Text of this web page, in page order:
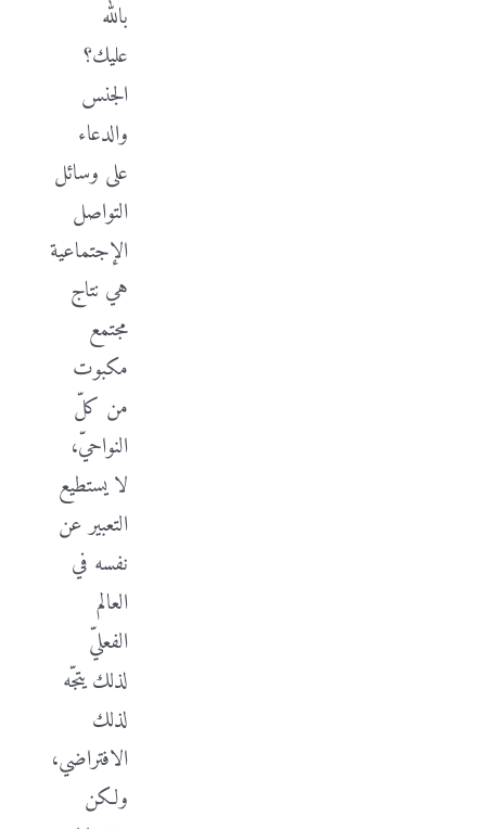
بالله
عليك؟
الجنس
والدعاء
على وسائل
التواصل
الإجتماعية
هي نتاج
مجتمع
مكبوت
من كلّ
النواحيّ،
لا يستطيع
التعبير عن
نفسه في
العالم
الفعليّ
لذلك يتجّه
لذلك
الافتراضي،
ولكن